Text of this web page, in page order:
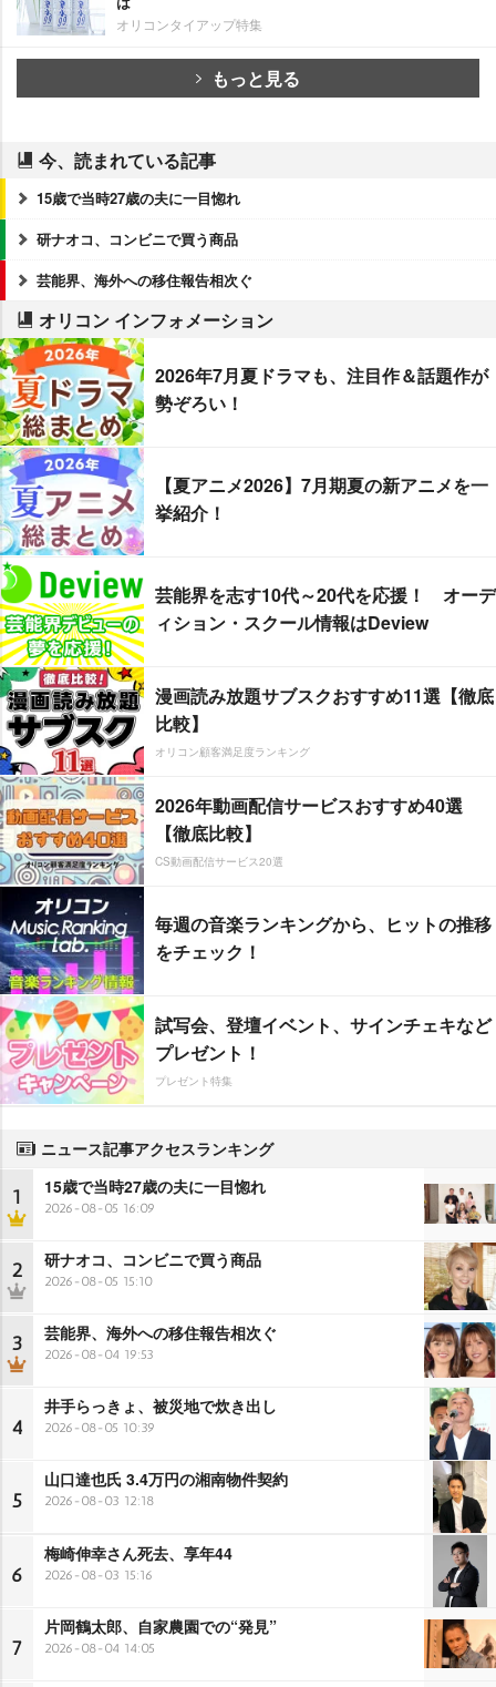
オリコンタイアップ特集
もっと見る
今、読まれている記事
15歳で当時27歳の夫に一目惚れ
研ナオコ、コンビニで買う商品
芸能界、海外への移住報告相次ぐ
オリコン インフォメーション
2026年7月夏ドラマも、注目作＆話題作が
勢ぞろい！
【夏アニメ2026】7月期夏の新アニメを一
挙紹介！
芸能界を志す10代～20代を応援！ オーデ
ィション・スクール情報はDeview
漫画読み放題サブスクおすすめ11選【徹底
比較】
オリコン顧客満足度ランキング
2026年動画配信サービスおすすめ40選
【徹底比較】
CS動画配信サービス20選
毎週の音楽ランキングから、ヒットの推移
をチェック！
試写会、登壇イベント、サインチェキなど
プレゼント！
プレゼント特集
ニュース記事アクセスランキング
1 15歳で当時27歳の夫に一目惚れ
2026-08-05 16:09
2 研ナオコ、コンビニで買う商品
2026-08-05 15:10
3 芸能界、海外への移住報告相次ぐ
2026-08-04 19:53
4
井手らっきょ、被災地で炊き出し
2026-08-05 10:39
5
山口達也氏 3.4万円の湘南物件契約
2026-08-03 12:18
6
梅崎伸幸さん死去、享年44
2026-08-03 15:16
7
片岡鶴太郎、自家農園での“発見”
2026-08-04 14:05